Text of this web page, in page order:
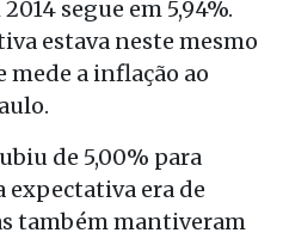
segue em 5,94%.
estava neste mesmo
mede a inflação ao
de 5,00% para
expectativa era de
também mantiveram